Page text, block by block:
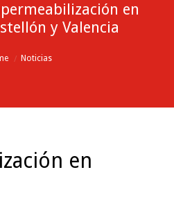
Clientes
en
y Valencia
Noticias
en